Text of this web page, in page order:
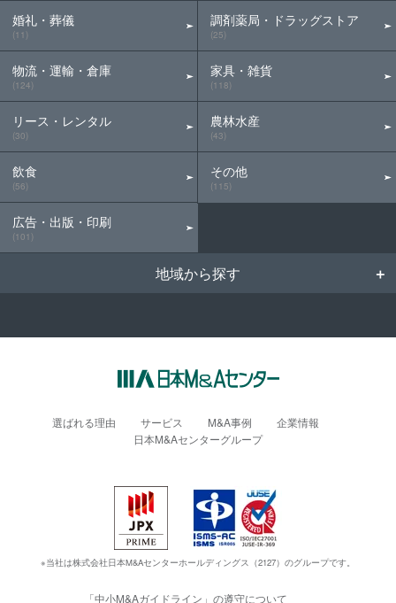
婚礼・葬儀
(11)
物流・運輸・倉庫
(124)
リース・レンタル
(30)
飲食
(56)
広告・出版・印刷
(101)
調剤薬局・ドラッグストア
(25)
家具・雑貨
(118)
農林水産
(43)
その他
(115)
地域から探す
選ばれる理由 サービス M&A事例
企業情報
日本M&Aセンターグループ
※当社は株式会社日本M&Aセンターホールディングス（2127）のグループです。
「中小M&Aガイドライン」の遵守について